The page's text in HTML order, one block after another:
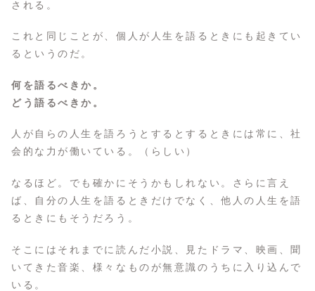
される。
これと同じことが、個人が人生を語るときにも起きてい
るというのだ。
何を語るべきか。
どう語るべきか。
人が自らの人生を語ろうとするとするときには常に、社
会的な力が働いている。（らしい）
なるほど。でも確かにそうかもしれない。さらに言え
ば、自分の人生を語るときだけでなく、他人の人生を語
るときにもそうだろう。
そこにはそれまでに読んだ小説、見たドラマ、映画、聞
いてきた音楽、様々なものが無意識のうちに入り込んで
いる。